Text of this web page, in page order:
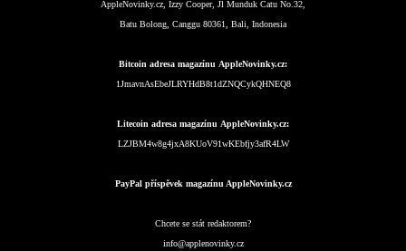
AppleNovinky.cz, Izzy Cooper, Jl Munduk Catu No.32,
Batu Bolong, Canggu 80361, Bali, Indonesia
Bitcoin adresa magazínu AppleNovinky.cz:
1JmavnAsEbeJLRYHdB8t1dZNQCykQHNEQ8
Litecoin adresa magazínu AppleNovinky.cz:
LZJBM4w8g4jxA8KUoV91wKEbfjy3afR4LW
PayPal příspěvek magazínu AppleNovinky.cz
Chcete se stát redaktorem?
info@applenovinky.cz